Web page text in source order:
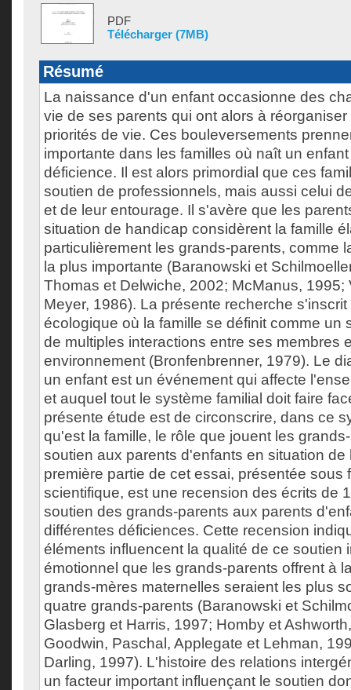
PDF
Télécharger (7MB)
Résumé
La naissance d'un enfant occasionne des
vie de ses parents qui ont alors à
priorités de vie. Ces bouleversements
importante dans les familles où naît un
déficience. Il est alors primordial que ces
soutien de professionnels, mais aussi celui
et de leur entourage. Il s'avère que les
situation de handicap considèrent la famille
particulièrement les grands-parents, comme
la plus importante (Baranowski et
Thomas et Delwiche, 2002; McManus, 1995;
Meyer, 1986). La présente recherche
écologique où la famille se définit comme un
de multiples interactions entre ses membres
environnement (Bronfenbrenner, 1979). Le
un enfant est un événement qui affecte
et auquel tout le système familial doit faire
présente étude est de circonscrire, dans ce
qu'est la famille, le rôle que jouent les
soutien aux parents d'enfants en situation de
première partie de cet essai, présentée sous
scientifique, est une recension des écrits de
soutien des grands-parents aux parents
différentes déficiences. Cette recension
éléments influencent la qualité de ce soutien
émotionnel que les grands-parents offrent à
grands-mères maternelles seraient les plus
quatre grands-parents (Baranowski et
Glasberg et Harris, 1997; Homby et
Goodwin, Paschal, Applegate et Lehman,
Darling, 1997). L'histoire des relations
un facteur important influençant le soutien